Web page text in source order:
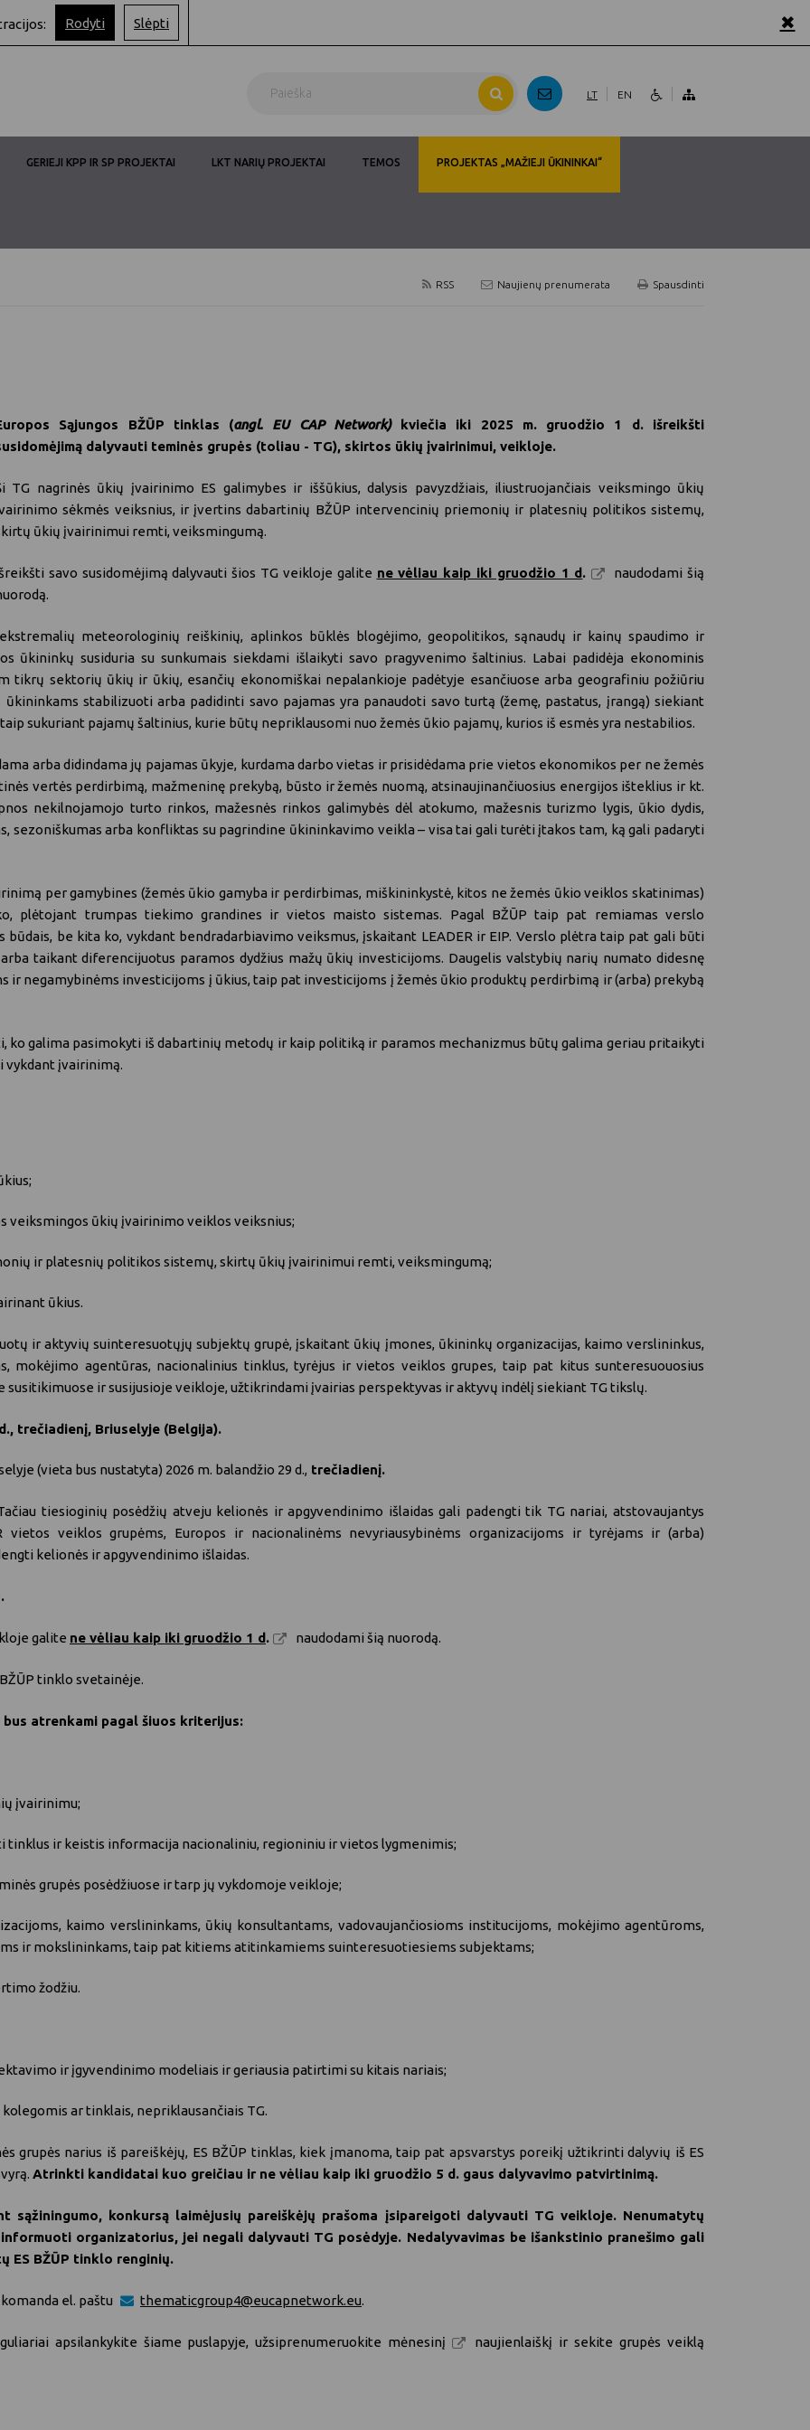
Rodyti Slėpti ✖
LT EN
GERIEJI KPP IR SP PROJEKTAI LKT NARIŲ PROJEKTAI TEMOS PROJEKTAS „MAŽIEJI ŪKININKAI“
Spausdinti
Naujienų prenumerata
RSS
Sąjungos BŽŪP tinklas (angl. EU CAP Network)kviečia iki 2025 m. gruodžio 1 d. išreikšti
dalyvauti teminės grupės (toliau - TG), skirtos ūkių įvairinimui, veikloje.
TG nagrinės ūkių įvairinimo ES galimybes ir iššūkius, dalysis pavyzdžiais, iliustruojančiais veiksmingo ūkių
sėkmės veiksnius, ir įvertins dabartinių BŽŪP intervencinių priemonių ir platesnių politikos sistemų,
ūkių įvairinimui remti, veiksmingumą.
savo susidomėjimą dalyvauti šios TG veikloje galite ne vėliau kaip iki gruodžio 1 d.
naudodami šią
.
meteorologinių reiškinių, aplinkos būklės blogėjimo, geopolitikos, sąnaudų ir kainų spaudimo ir
ūkininkų susiduria su sunkumais siekdami išlaikyti savo pragyvenimo šaltinius. Labai padidėja ekonominis
tikrų sektorių ūkių ir ūkių, esančių ekonomiškai nepalankioje padėtyje esančiuose arba geografiniu požiūriu
ūkininkams stabilizuoti arba padidinti savo pajamas yra panaudoti savo turtą (žemę, pastatus, įrangą) siekiant
sukuriant pajamų šaltinius, kurie būtų nepriklausomi nuo žemės ūkio pajamų, kurios iš esmės yra nestabilios.
arba didindama jų pajamas ūkyje, kurdama darbo vietas ir prisidėdama prie vietos ekonomikos per ne žemės
vertės perdirbimą, mažmeninę prekybą, būsto ir žemės nuomą, atsinaujinančiuosius energijos išteklius ir kt.
nekilnojamojo turto rinkos, mažesnės rinkos galimybės dėl atokumo, mažesnis turizmo lygis, ūkio dydis,
sezoniškumas arba konfliktas su pagrindine ūkininkavimo veikla – visa tai gali turėti įtakos tam, ką gali padaryti
per gamybines (žemės ūkio gamyba ir perdirbimas, miškininkystė, kitos ne žemės ūkio veiklos skatinimas)
plėtojant trumpas tiekimo grandines ir vietos maisto sistemas. Pagal BŽŪP taip pat remiamas verslo
be kita ko, vykdant bendradarbiavimo veiksmus, įskaitant LEADER ir EIP. Verslo plėtra taip pat gali būti
taikant diferencijuotus paramos dydžius mažų ūkių investicijoms. Daugelis valstybių narių numato didesnę
ir negamybinėms investicijoms į ūkius, taip pat investicijoms į žemės ūkio produktų perdirbimą ir (arba) prekybą
ko galima pasimokyti iš dabartinių metodų ir kaip politiką ir paramos mechanizmus būtų galima geriau pritaikyti
vykdant įvairinimą.
veiksmingos ūkių įvairinimo veiklos veiksnius;
ir platesnių politikos sistemų, skirtų ūkių įvairinimui remti, veiksmingumą;
ūkius.
ir aktyvių suinteresuotųjų subjektų grupė, įskaitant ūkių įmones, ūkininkų organizacijas, kaimo verslininkus,
mokėjimo agentūras, nacionalinius tinklus, tyrėjus ir vietos veiklos grupes, taip pat kitus sunteresuouosius
susitikimuose ir susijusioje veikloje, užtikrindami įvairias perspektyvas ir aktyvų indėlį siekiant TG tikslų.
trečiadienį, Briuselyje (Belgija).
(vieta bus nustatyta) 2026 m. balandžio 29 d., trečiadienį.
tiesioginių posėdžių atveju kelionės ir apgyvendinimo išlaidas gali padengti tik TG nariai, atstovaujantys
vietos veiklos grupėms, Europos ir nacionalinėms nevyriausybinėms organizacijoms ir tyrėjams ir (arba)
kelionės ir apgyvendinimo išlaidas.
galite ne vėliau kaip iki gruodžio 1 d. naudodami šią nuorodą.
BŽŪP tinklo svetainėje.
bus atrenkami pagal šiuos kriterijus:
įvairinimu;
tinklus ir keistis informacija nacionaliniu, regioniniu ir vietos lygmenimis;
grupės posėdžiuose ir tarp jų vykdomoje veikloje;
kaimo verslininkams, ūkių konsultantams, vadovaujančiosioms institucijoms, mokėjimo agentūroms,
ir mokslininkams, taip pat kitiems atitinkamiems suinteresuotiesiems subjektams;
žodžiu.
ir įgyvendinimo modeliais ir geriausia patirtimi su kitais nariais;
ar tinklais, nepriklausančiais TG.
grupės narius iš pareiškėjų, ES BŽŪP tinklas, kiek įmanoma, taip pat apsvarstys poreikį užtikrinti dalyvių iš ES
Atrinkti kandidatai kuo greičiau ir ne vėliau kaip iki gruodžio 5 d. gaus dalyvavimo patvirtinimą.
sąžiningumo, konkursą laimėjusių pareiškėjų prašoma įsipareigoti dalyvauti TG veikloje. Nenumatytų
organizatorius, jei negali dalyvauti TG posėdyje. Nedalyvavimas be išankstinio pranešimo gali
ES BŽŪP tinklo renginių.
el. paštu .
apsilankykite šiame puslapyje, užsiprenumeruokite mėnesinį naujienlaiškį ir sekite grupės veiklą